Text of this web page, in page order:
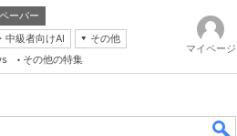
ーパー
中級者向けAI
その他
その他の特集
マイページ